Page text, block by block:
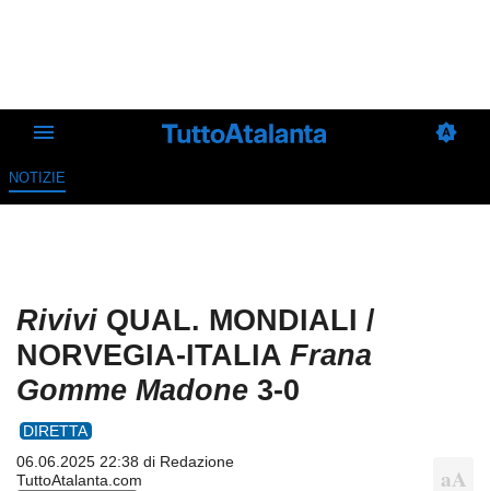
NOTIZIE
Rivivi QUAL. MONDIALI /
NORVEGIA-ITALIA Frana
Gomme Madone 3-0
DIRETTA
06.06.2025 22:38 di Redazione
TuttoAtalanta.com